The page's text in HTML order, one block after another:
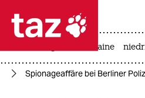
 taz zahl
taz zahl ich
krieg in der ukraine
Spionageaffäre bei Berliner